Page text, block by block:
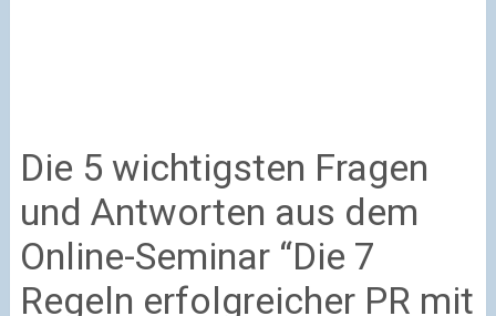
Die 5 wichtigsten Fragen
und Antworten aus dem
Online-Seminar “Die 7
Regeln erfolgreicher PR mit